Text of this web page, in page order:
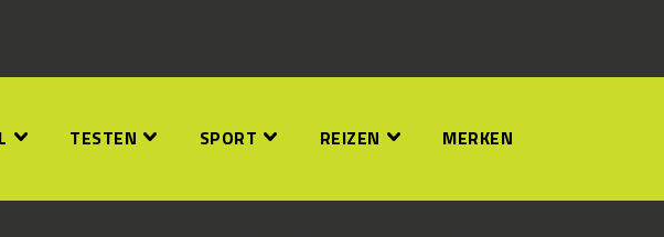
TESTEN SPORT REIZEN MERKEN